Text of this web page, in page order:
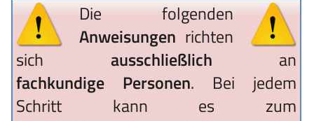
Die folgenden
Anweisungen richten
sich ausschließlich an
fachkundige Personen. Bei jedem
Schritt kann es zum